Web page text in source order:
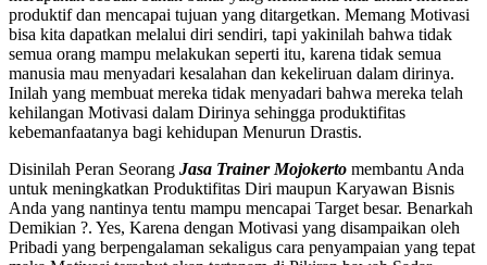
produktif dan mencapai tujuan yang ditargetkan. Memang Motivasi
bisa kita dapatkan melalui diri sendiri, tapi yakinilah bahwa tidak
semua orang mampu melakukan seperti itu, karena tidak semua
manusia mau menyadari kesalahan dan kekeliruan dalam dirinya.
Inilah yang membuat mereka tidak menyadari bahwa mereka telah
kehilangan Motivasi dalam Dirinya sehingga produktifitas
kebemanfaatanya bagi kehidupan Menurun Drastis.
Disinilah Peran Seorang Jasa Trainer Mojokerto membantu Anda
untuk meningkatkan Produktifitas Diri maupun Karyawan Bisnis
Anda yang nantinya tentu mampu mencapai Target besar. Benarkah
Demikian ?. Yes, Karena dengan Motivasi yang disampaikan oleh
Pribadi yang berpengalaman sekaligus cara penyampaian yang tepat